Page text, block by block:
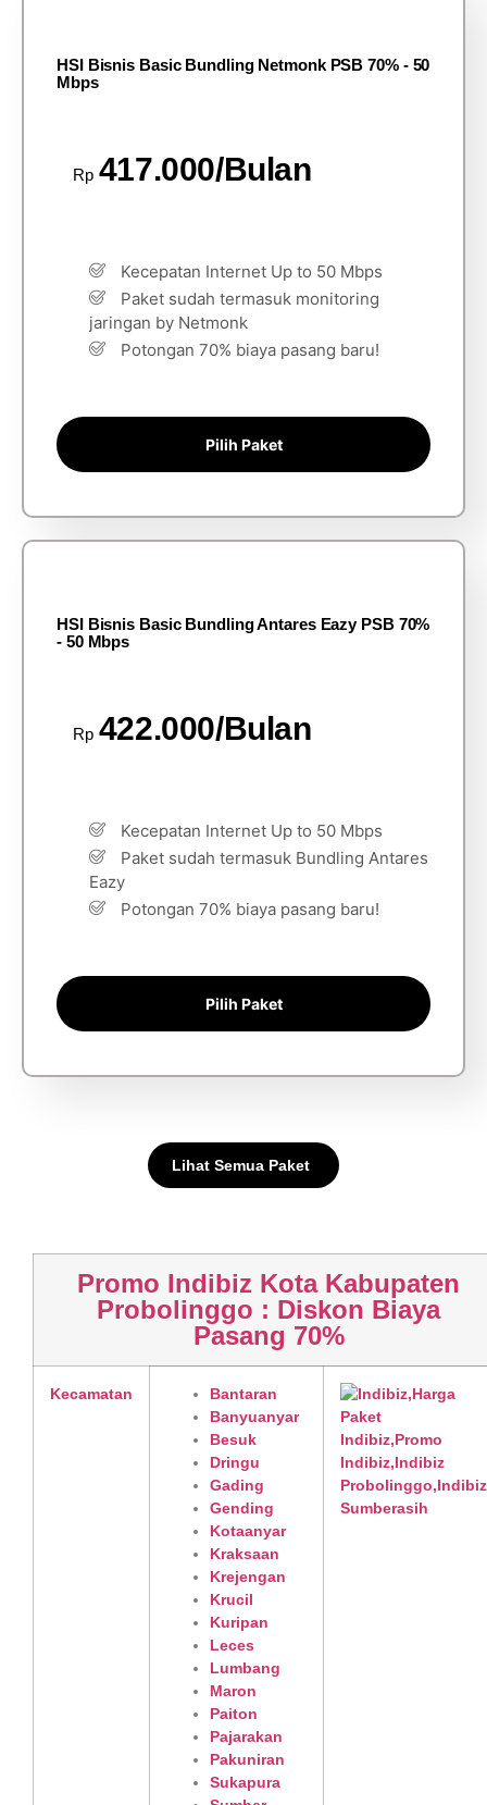
HSI Bisnis Basic Bundling Netmonk PSB 70% - 50
Mbps
Rp 417.000/Bulan
Kecepatan Internet Up to 50 Mbps
Paket sudah termasuk monitoring
jaringan by Netmonk
Potongan 70% biaya pasang baru!
Pilih Paket
HSI Bisnis Basic Bundling Antares Eazy PSB 70%
- 50 Mbps
Rp 422.000/Bulan
Kecepatan Internet Up to 50 Mbps
Paket sudah termasuk Bundling Antares
Eazy
Potongan 70% biaya pasang baru!
Pilih Paket
Lihat Semua Paket
Promo Indibiz Kota Kabupaten
Probolinggo : Diskon Biaya
Pasang 70%
Kecamatan
Bantaran
Banyuanyar
Besuk
Dringu
Gading
Gending
Kotaanyar
Kraksaan
Krejengan
Krucil
Kuripan
Leces
Lumbang
Maron
Paiton
Pajarakan
Pakuniran
Sukapura